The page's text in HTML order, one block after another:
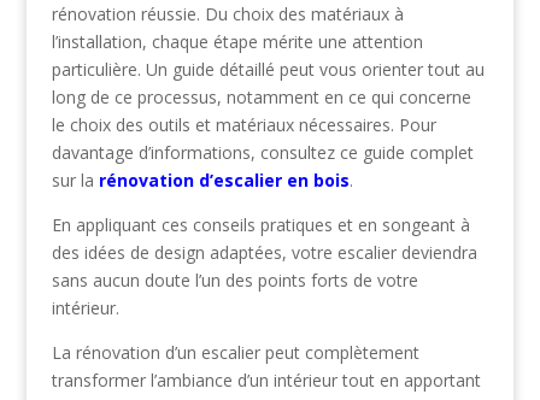
rénovation réussie. Du choix des matériaux à
l’installation, chaque étape mérite une attention
particulière. Un guide détaillé peut vous orienter tout au
long de ce processus, notamment en ce qui concerne
le choix des outils et matériaux nécessaires. Pour
davantage d’informations, consultez ce guide complet
sur la rénovation d’escalier en bois.
En appliquant ces conseils pratiques et en songeant à
des idées de design adaptées, votre escalier deviendra
sans aucun doute l’un des points forts de votre
intérieur.
La rénovation d’un escalier peut complètement
transformer l’ambiance d’un intérieur tout en apportant